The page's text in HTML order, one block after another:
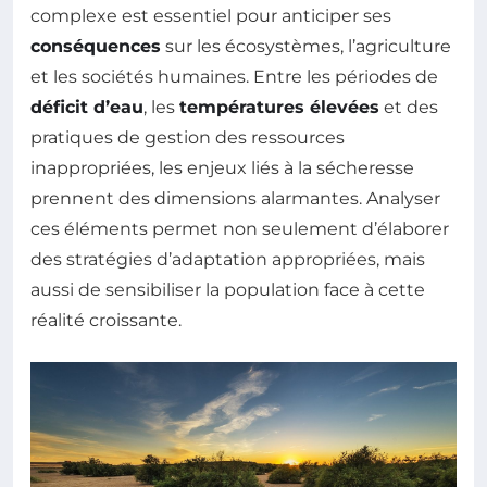
complexe est essentiel pour anticiper ses
conséquences sur les écosystèmes, l’agriculture
et les sociétés humaines. Entre les périodes de
déficit d’eau, les températures élevées et des
pratiques de gestion des ressources
inappropriées, les enjeux liés à la sécheresse
prennent des dimensions alarmantes. Analyser
ces éléments permet non seulement d’élaborer
des stratégies d’adaptation appropriées, mais
aussi de sensibiliser la population face à cette
réalité croissante.